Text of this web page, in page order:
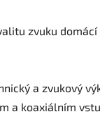
zvuku
a zvukový
a koaxiálním